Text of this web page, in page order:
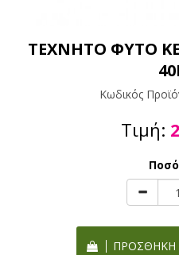
ΤΕΧΝΗΤΟ ΦΥΤΟ
Κωδικός
Τιμή:
ΠΡΟΣΘΉΚΗ